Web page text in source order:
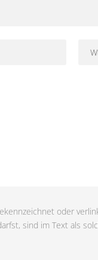
oder
sind im Text als